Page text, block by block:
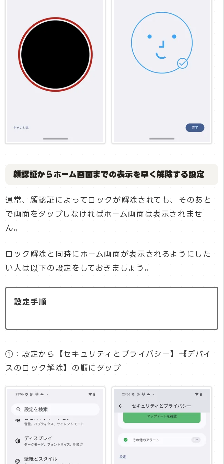
顔認証からホーム画面までの表示を早く解除する設定
通常、顔認証によってロックが解除されても、そのあと
で画面をタップしなければホーム画面は表示されませ
ん。
ロック解除と同時にホーム画面が表示されるようにした
い人は以下の設定をしておきましょう。
設定手順
①：設定から【セキュリティとプライバシー】→【デバイ
スのロック解除】の順にタップ